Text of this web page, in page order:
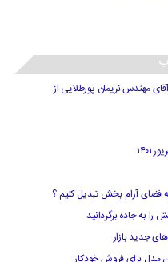
مهندس نریمان پورطلایی از
فضای آرام بخش تبدیل کنیم ؟
را به جاده برگردانید
جدید بازار
مدل برای فروش خودکار